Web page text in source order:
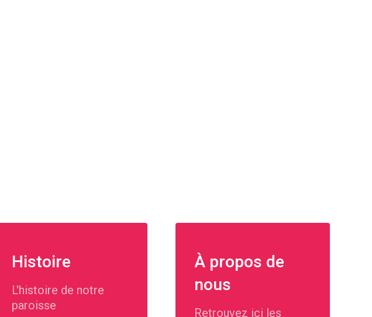
Histoire
L'histoire de notre
paroisse
À propos de
nous
Retrouvez ici les